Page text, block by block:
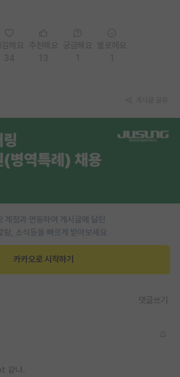
계정과 연동하여 게시글에 달린
람, 소식등을 빠르게 받아보세요
카카오로 시작하기
댓글쓰기
같냐.